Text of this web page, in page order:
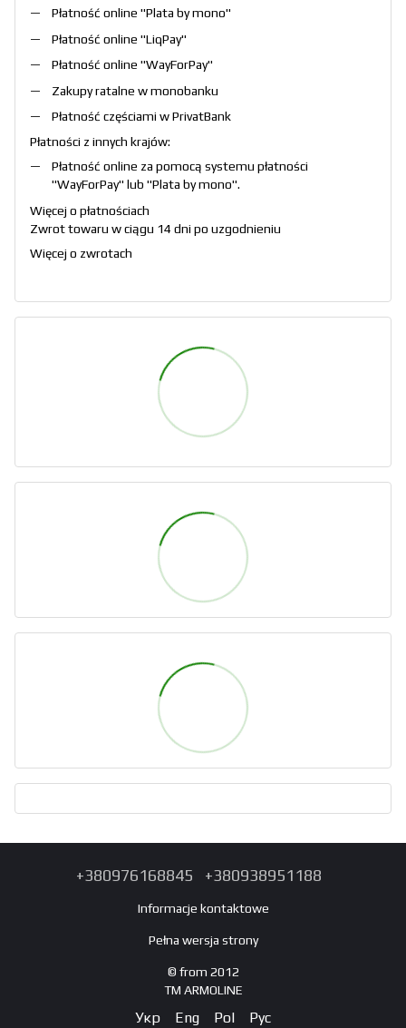
Płatność online "Plata by mono"
Płatność online "LiqPay"
Płatność online "WayForPay"
Zakupy ratalne w monobanku
Płatność częściami w PrivatBank
Płatności z innych krajów:
Płatność online za pomocą systemu płatności
"WayForPay" lub "Plata by mono".
Więcej o płatnościach
Zwrot towaru w ciągu 14 dni po uzgodnieniu
Więcej o zwrotach
+380976168845 +380938951188
Informacje kontaktowe
Pełna wersja strony
© from 2012
TM ARMOLINE
Укр Eng Pol Рус